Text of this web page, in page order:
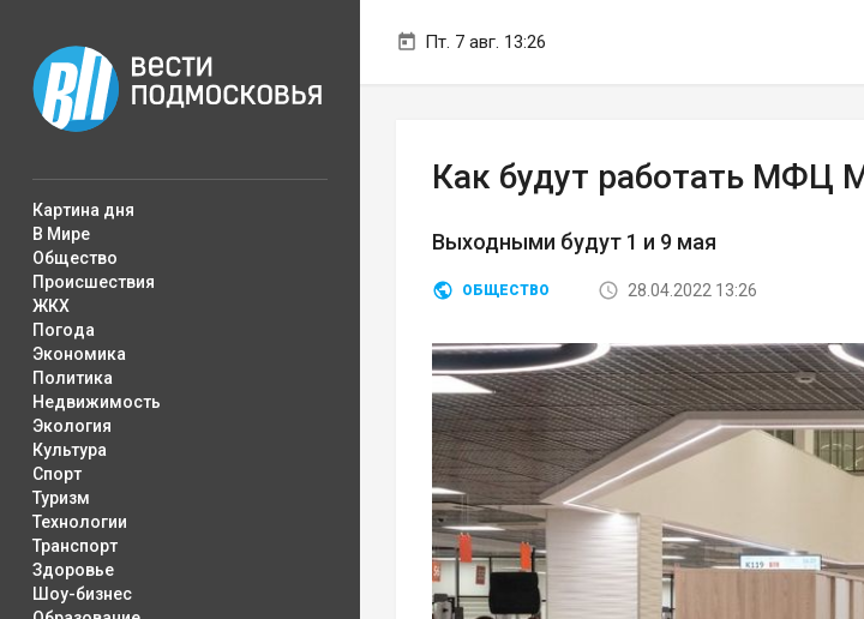
Пт. 7 авг. 13:26
Картина дня
В Мире
Общество
Происшествия
ЖКХ
Погода
Экономика
Политика
Недвижимость
Экология
Культура
Спорт
Туризм
Технологии
Транспорт
Здоровье
Шоу-бизнес
Как будут работать МФЦ
Выходными будут 1 и 9 мая
ОБЩЕСТВО 28.04.2022 13:26